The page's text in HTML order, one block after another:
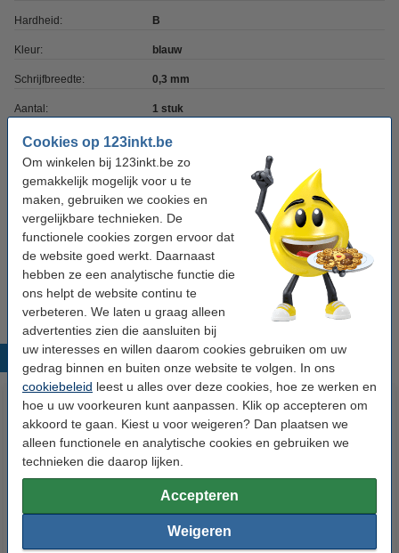
Cookies op 123inkt.be
Om winkelen bij 123inkt.be zo
gemakkelijk mogelijk voor u te
maken, gebruiken we cookies en
vergelijkbare technieken. De
functionele cookies zorgen ervoor dat
de website goed werkt. Daarnaast
hebben ze een analytische functie die
ons helpt de website continu te
verbeteren. We laten u graag alleen
advertenties zien die aansluiten bij
uw interesses en willen daarom cookies gebruiken om uw
gedrag binnen en buiten onze website te volgen. In ons
cookiebeleid leest u alles over deze cookies, hoe ze werken en
hoe u uw voorkeuren kunt aanpassen. Klik op accepteren om
akkoord te gaan. Kiest u voor weigeren? Dan plaatsen we
alleen functionele en analytische cookies en gebruiken we
technieken die daarop lijken.
Accepteren
Weigeren
Hardheid: B
Kleur: blauw
Schrijfbreedte: 0,3 mm
Aantal: 1 stuk
Tip: meebestellen
Staedtler Mars micro vulpotlood navulling 0,3
mm (12 navullingen)
€ 2,75
Staedtler gom voor vulpotloden (5 stuks)
€ 3,95
Populaire producten
123inkt vulpotlood vulling 0,5
mm HB (12 vullingen)
123inkt vulpotloodvulling 0,7
mm HB (12 vullingen)